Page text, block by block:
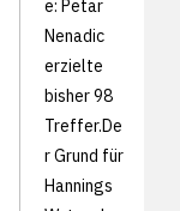
e: Petar
Nenadic
erzielte
bisher 98
Treffer.De
r Grund für
Hannings